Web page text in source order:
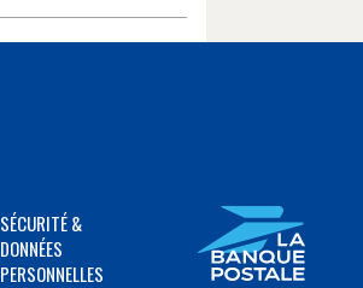
SÉCURITÉ &
DONNÉES
PERSONNELLES